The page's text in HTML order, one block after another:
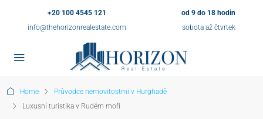
+20 100 4545 121
info@thehorizonrealestate.com
od 9 do 18 hodin
sobota až čtvrtek
Home
Průvodce nemovitostmi v Hurghadě
Luxusní turistika v Rudém moři